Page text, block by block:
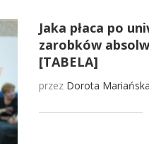
Jaka płaca po
zarobków
[TABELA]
przez Dorota Mariańska